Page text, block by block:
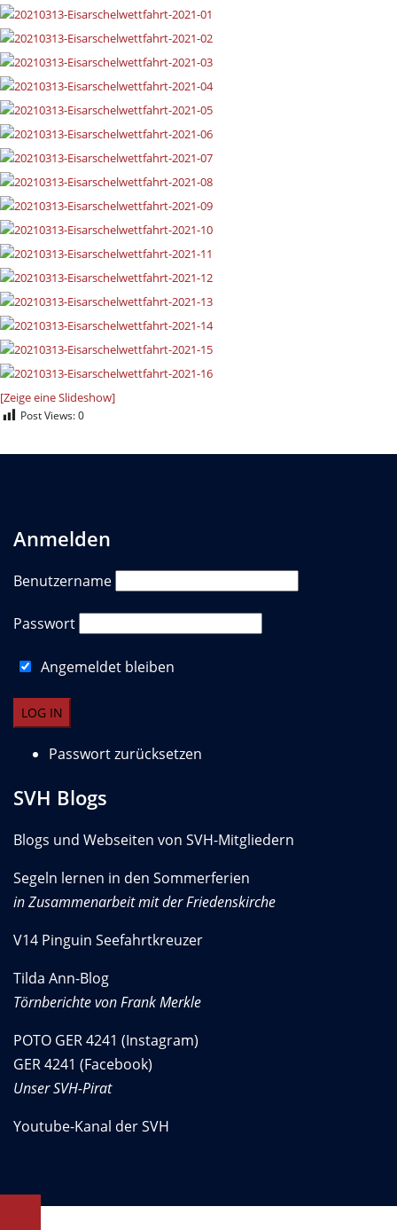
[Zeige eine Slideshow]
Post Views:0
Anmelden
Benutzername
Passwort
Angemeldet bleiben
Passwort zurücksetzen
SVH Blogs
Blogs und Webseiten von SVH-Mitgliedern
Segeln lernen in den Sommerferien
in Zusammenarbeit mit der Friedenskirche
V14 Pinguin Seefahrtkreuzer
Tilda Ann-Blog
Törnberichte von Frank Merkle
POTO GER 4241 (Instagram)
GER 4241 (Facebook)
Unser SVH-Pirat
Youtube-Kanal der SVH